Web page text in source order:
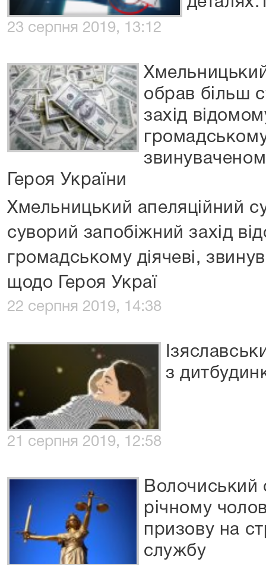
23 серпня 2019, 13:12
обрав більш
захід
громадському
Героя України
Хмельницький апеляційний
суворий запобіжний захід
громадському діячеві,
щодо Героя Украї
22 серпня 2019, 14:38
з
21 серпня 2019, 12:58
Волочиський
річному
призову на
службу